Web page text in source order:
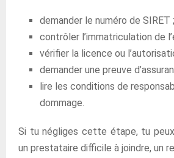
demander le numéro de SIRET ;
contrôler l’immatriculation de
vérifier la licence ou
demander une preuve
lire les conditions de
dommage.
Si tu négliges cette étape, tu
un prestataire difficile à joindre, un